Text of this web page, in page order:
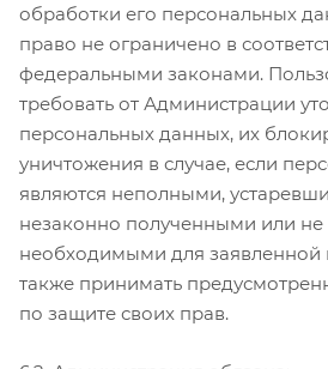
обработки его персональных
право не ограничено в
федеральными законами.
требовать от Администрации
персональных данных, их
уничтожения в случае, если
являются неполными,
незаконно полученными или не
необходимыми для заявленной
также принимать
по защите своих прав.